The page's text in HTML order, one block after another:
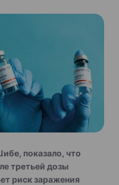
показало, что
третьей дозы
риск заражения